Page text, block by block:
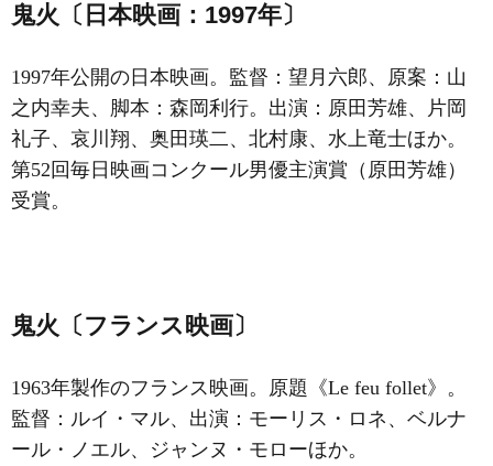
鬼火〔日本映画：1997年〕
1997年公開の日本映画。監督：望月六郎、原案：山
之内幸夫、脚本：森岡利行。出演：原田芳雄、片岡
礼子、哀川翔、奥田瑛二、北村康、水上竜士ほか。
第52回毎日映画コンクール男優主演賞（原田芳雄）
受賞。
鬼火〔フランス映画〕
1963年製作のフランス映画。原題《Le feu follet》。
監督：ルイ・マル、出演：モーリス・ロネ、ベルナ
ール・ノエル、ジャンヌ・モローほか。